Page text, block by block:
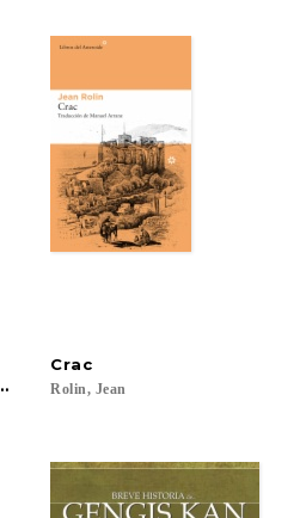
entre los siglos XVI y
Crac
Rolin, Jean